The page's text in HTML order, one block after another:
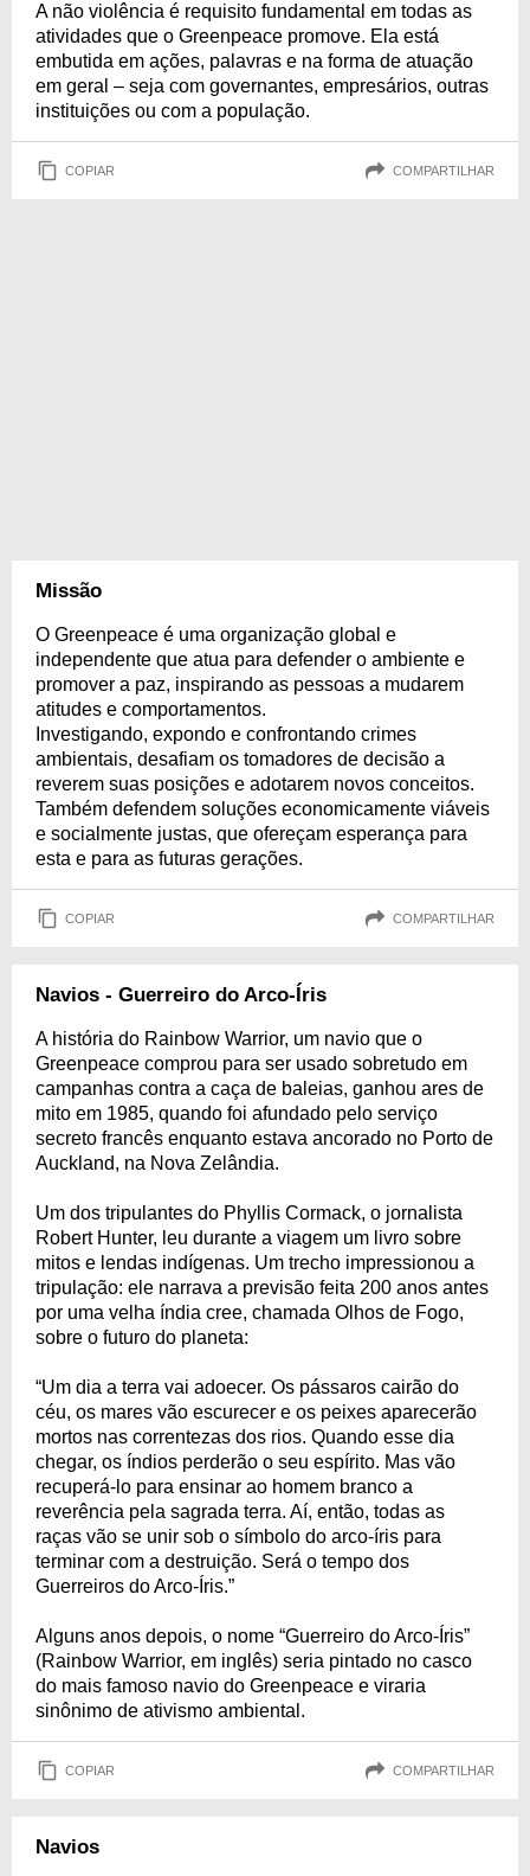
A não violência é requisito fundamental em todas as
atividades que o Greenpeace promove. Ela está
embutida em ações, palavras e na forma de atuação
em geral – seja com governantes, empresários, outras
instituições ou com a população.
COPIAR COMPARTILHAR
Missão
O Greenpeace é uma organização global e
independente que atua para defender o ambiente e
promover a paz, inspirando as pessoas a mudarem
atitudes e comportamentos.
Investigando, expondo e confrontando crimes
ambientais, desafiam os tomadores de decisão a
reverem suas posições e adotarem novos conceitos.
Também defendem soluções economicamente viáveis
e socialmente justas, que ofereçam esperança para
esta e para as futuras gerações.
COPIAR COMPARTILHAR
Navios - Guerreiro do Arco-Íris
A história do Rainbow Warrior, um navio que o
Greenpeace comprou para ser usado sobretudo em
campanhas contra a caça de baleias, ganhou ares de
mito em 1985, quando foi afundado pelo serviço
secreto francês enquanto estava ancorado no Porto de
Auckland, na Nova Zelândia.
Um dos tripulantes do Phyllis Cormack, o jornalista
Robert Hunter, leu durante a viagem um livro sobre
mitos e lendas indígenas. Um trecho impressionou a
tripulação: ele narrava a previsão feita 200 anos antes
por uma velha índia cree, chamada Olhos de Fogo,
sobre o futuro do planeta:
“Um dia a terra vai adoecer. Os pássaros cairão do
céu, os mares vão escurecer e os peixes aparecerão
mortos nas correntezas dos rios. Quando esse dia
chegar, os índios perderão o seu espírito. Mas vão
recuperá-lo para ensinar ao homem branco a
reverência pela sagrada terra. Aí, então, todas as
raças vão se unir sob o símbolo do arco-íris para
terminar com a destruição. Será o tempo dos
Guerreiros do Arco-Íris.”
Alguns anos depois, o nome “Guerreiro do Arco-Íris”
(Rainbow Warrior, em inglês) seria pintado no casco
do mais famoso navio do Greenpeace e viraria
sinônimo de ativismo ambiental.
COPIAR COMPARTILHAR
Navios